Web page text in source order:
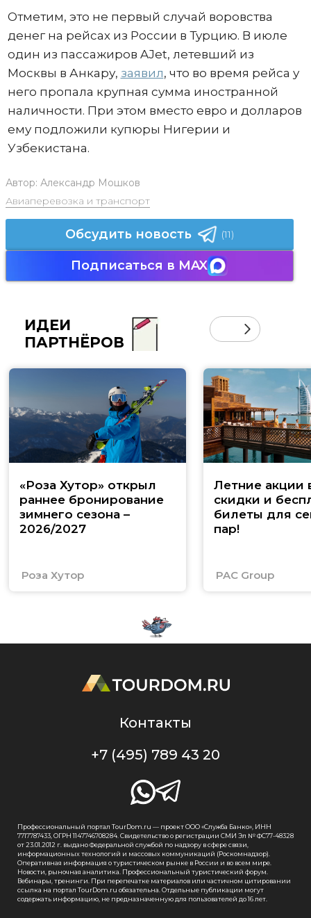
Отметим, это не первый случай воровства
денег на рейсах из России в Турцию. В июле
один из пассажиров AJet, летевший из
Москвы в Анкару, заявил, что во время рейса у
него пропала крупная сумма иностранной
наличности. При этом вместо евро и долларов
ему подложили купюры Нигерии и
Узбекистана.
Автор: Александр Мошков
Авиаперевозка и транспорт
Обсудить новость (11)
Подписаться в MAX
ИДЕИ
ПАРТНЁРОВ
«Роза Хутор» открыл
раннее бронирование
зимнего сезона –
2026/2027
Роза Хутор
Летние акции
скидки и
билеты для
пар!
PAC Group
Контакты
+7 (495) 789 43 20
Профессиональный портал TourDom.ru — проект ООО «Служба Банко», ИНН
7717787433, ОГРН 1147746708284. Свидетельство о регистрации СМИ Эл № ФС77-48328
от 23.01.2012 г. выдано Федеральной службой по надзору в сфере связи,
информационных технологий и массовых коммуникаций (Роскомнадзор).
Оперативная информация о туристическом рынке в России и во всем мире.
Новости, рыночная аналитика. Профессиональный туристический форум.
Вебинары, тренинги. При перепечатке материалов или частичном цитировании
ссылка на портал TourDom.ru обязательна. Отдельные публикации могут
содержать информацию, не предназначенную для пользователей до 16 лет.